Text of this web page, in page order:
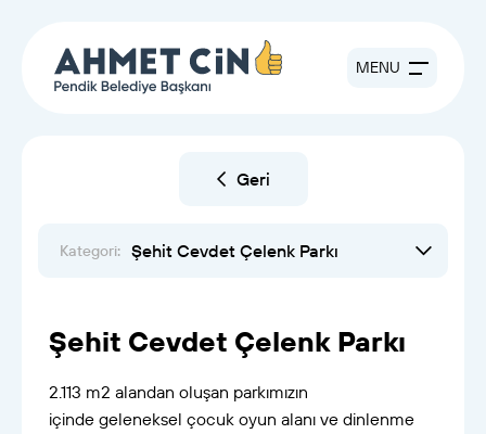
MENU
Geri
Kategori: Şehit Cevdet Çelenk Parkı
Şehit Cevdet Çelenk Parkı
2.113 m2 alandan oluşan parkımızın
içinde geleneksel çocuk oyun alanı ve dinlenme